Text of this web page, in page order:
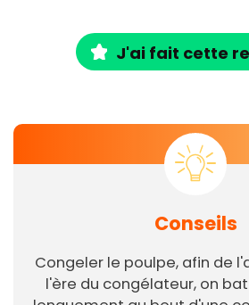
J'ai fait cette
Conseils
Congeler le poulpe, afin de
l'ère du congélateur, on